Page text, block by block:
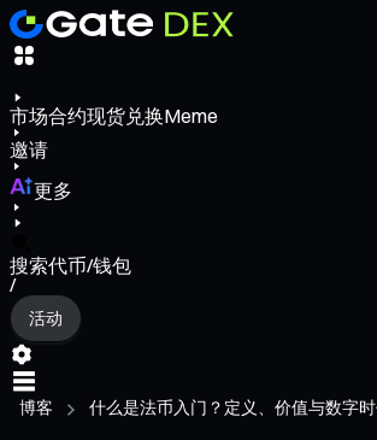
市场合约现货兑换Meme
邀请
更多
搜索代币/钱包
/
活动
博客 什么是法币入门？定义、价值与数字